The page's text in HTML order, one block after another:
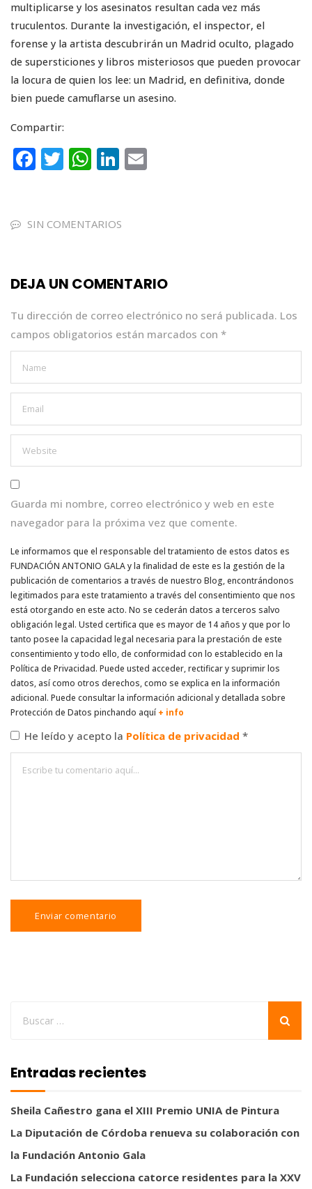
multiplicarse y los asesinatos resultan cada vez más
truculentos. Durante la investigación, el inspector, el
forense y la artista descubrirán un Madrid oculto, plagado
de supersticiones y libros misteriosos que pueden provocar
la locura de quien los lee: un Madrid, en definitiva, donde
bien puede camuflarse un asesino.
Compartir:
F
e
o
k
T
te
W
ts
p
Li
e
SIN COMENTARIOS
DEJA UN COMENTARIO
Tu dirección de correo electrónico no será publicada. Los
campos obligatorios están marcados con *
Guarda mi nombre, correo electrónico y web en este
navegador para la próxima vez que comente.
Le informamos que el responsable del tratamiento de estos datos es
FUNDACIÓN ANTONIO GALA y la finalidad de este es la gestión de la
publicación de comentarios a través de nuestro Blog, encontrándonos
legitimados para este tratamiento a través del consentimiento que nos
está otorgando en este acto. No se cederán datos a terceros salvo
obligación legal. Usted certifica que es mayor de 14 años y que por lo
tanto posee la capacidad legal necesaria para la prestación de este
consentimiento y todo ello, de conformidad con lo establecido en la
Política de Privacidad. Puede usted acceder, rectificar y suprimir los
datos, así como otros derechos, como se explica en la información
adicional. Puede consultar la información adicional y detallada sobre
Protección de Datos pinchando aquí + info
He leído y acepto la Política de privacidad *
Entradas recientes
Sheila Cañestro gana el XIII Premio UNIA de Pintura
La Diputación de Córdoba renueva su colaboración con
la Fundación Antonio Gala
La Fundación selecciona catorce residentes para la XXV